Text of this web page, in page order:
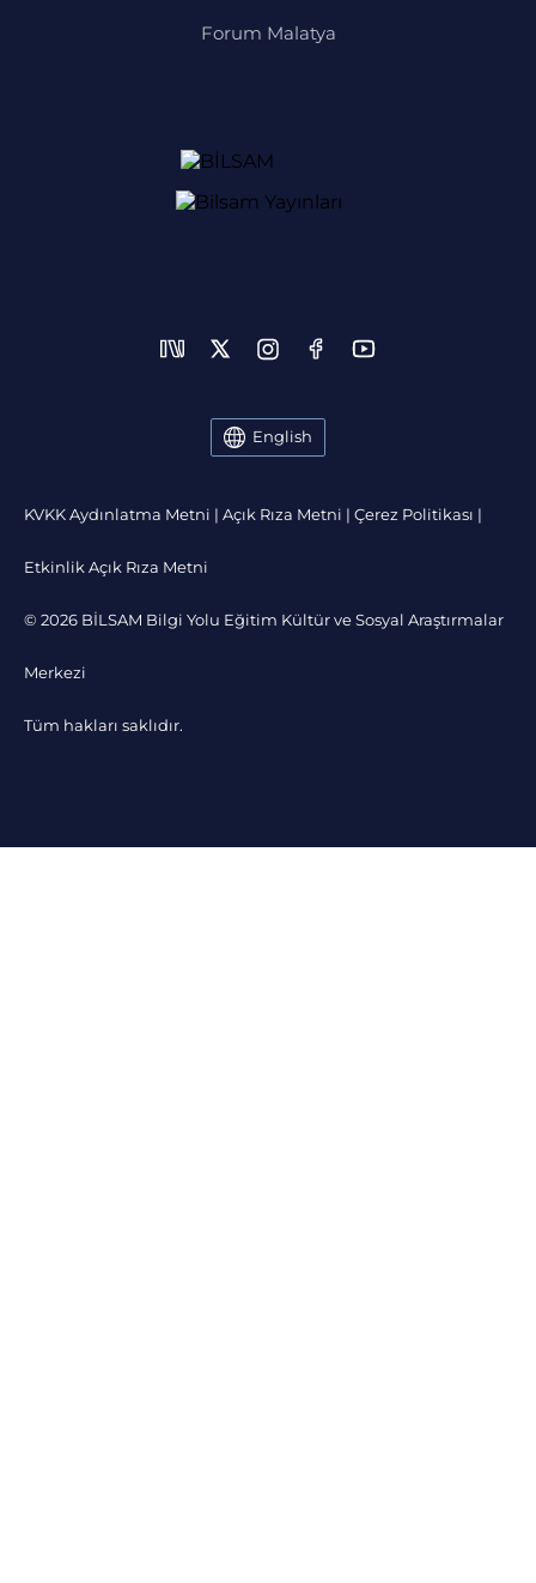
Forum Malatya
KVKK Aydınlatma Metni | Açık Rıza Metni | Çerez Politikası |
Etkinlik Açık Rıza Metni
© 2026 BİLSAM Bilgi Yolu Eğitim Kültür ve Sosyal Araştırmalar
Merkezi
Tüm hakları saklıdır.
English